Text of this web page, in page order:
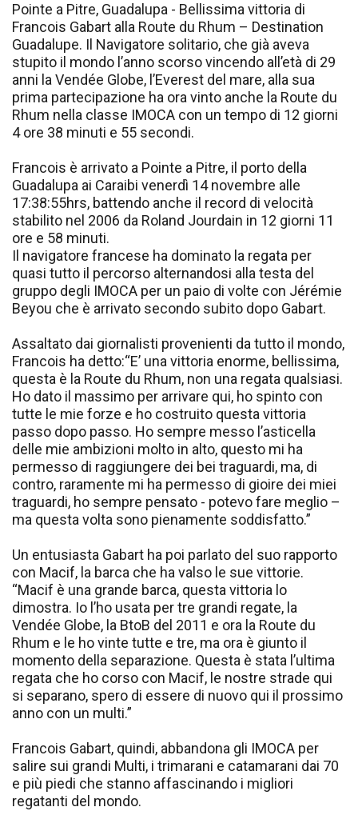
Pointe a Pitre, Guadalupa - Bellissima vittoria di
Francois Gabart alla Route du Rhum – Destination
Guadalupe. Il Navigatore solitario, che già aveva
stupito il mondo l’anno scorso vincendo all’età di 29
anni la Vendée Globe, l’Everest del mare, alla sua
prima partecipazione ha ora vinto anche la Route du
Rhum nella classe IMOCA con un tempo di 12 giorni
4 ore 38 minuti e 55 secondi.
Francois è arrivato a Pointe a Pitre, il porto della
Guadalupa ai Caraibi venerdì 14 novembre alle
17:38:55hrs, battendo anche il record di velocità
stabilito nel 2006 da Roland Jourdain in 12 giorni 11
ore e 58 minuti.
Il navigatore francese ha dominato la regata per
quasi tutto il percorso alternandosi alla testa del
gruppo degli IMOCA per un paio di volte con Jérémie
Beyou che è arrivato secondo subito dopo Gabart.
Assaltato dai giornalisti provenienti da tutto il mondo,
Francois ha detto:“E’ una vittoria enorme, bellissima,
questa è la Route du Rhum, non una regata qualsiasi.
Ho dato il massimo per arrivare qui, ho spinto con
tutte le mie forze e ho costruito questa vittoria
passo dopo passo. Ho sempre messo l’asticella
delle mie ambizioni molto in alto, questo mi ha
permesso di raggiungere dei bei traguardi, ma, di
contro, raramente mi ha permesso di gioire dei miei
traguardi, ho sempre pensato - potevo fare meglio –
ma questa volta sono pienamente soddisfatto.”
Un entusiasta Gabart ha poi parlato del suo rapporto
con Macif, la barca che ha valso le sue vittorie.
“Macif è una grande barca, questa vittoria lo
dimostra. Io l’ho usata per tre grandi regate, la
Vendée Globe, la BtoB del 2011 e ora la Route du
Rhum e le ho vinte tutte e tre, ma ora è giunto il
momento della separazione. Questa è stata l’ultima
regata che ho corso con Macif, le nostre strade qui
si separano, spero di essere di nuovo qui il prossimo
anno con un multi.”
Francois Gabart, quindi, abbandona gli IMOCA per
salire sui grandi Multi, i trimarani e catamarani dai 70
e più piedi che stanno affascinando i migliori
regatanti del mondo.